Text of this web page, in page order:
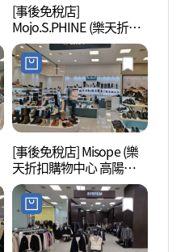
[事後免稅店]
Mojo.S.PHINE (樂天折扣
購物中心 高陽巴士客運
站店)(모조에스핀 롯데아
울 고양터미널점)
[事後免稅店] Misope (樂
天折扣購物中心 高陽巴
士客運站店)(미소페 롯데
아울렛 고양터미널점)